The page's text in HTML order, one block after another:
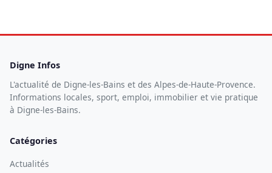
Digne Infos
L'actualité de Digne-les-Bains et des Alpes-de-Haute-Provence.
Informations locales, sport, emploi, immobilier et vie pratique
à Digne-les-Bains.
Catégories
Actualités